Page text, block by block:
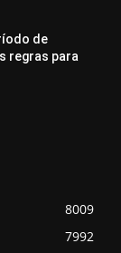
de
regras para
8009
7992